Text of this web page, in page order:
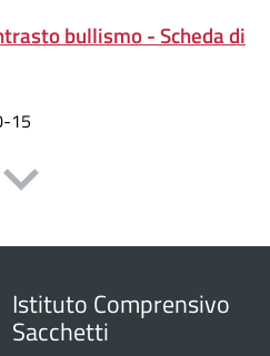
bullismo - Scheda di
15
Istituto Comprensivo
Sacchetti